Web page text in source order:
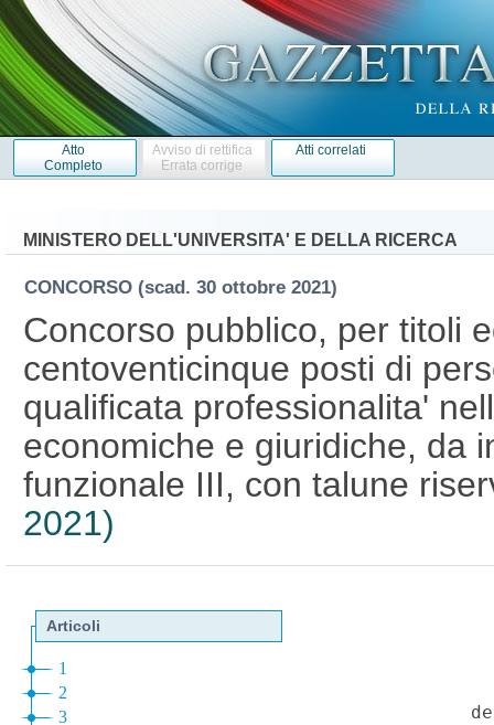
Atto
Completo
Avviso di rettifica
Errata corrige
Atti correlati
MINISTERO DELL'UNIVERSITA' E DELLA RICERCA
CONCORSO (scad. 30 ottobre 2021)
Concorso pubblico, per titoli
centoventicinque posti di
qualificata professionalita'
economiche e giuridiche, da
funzionale III, con talune
2021)